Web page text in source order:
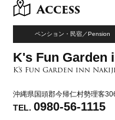
Access
ペンション・民宿／Pension
K's Fun Garden
K's Fun Garden inn
沖縄県国頭郡今帰仁村勢理客
TEL.0980-56-1115